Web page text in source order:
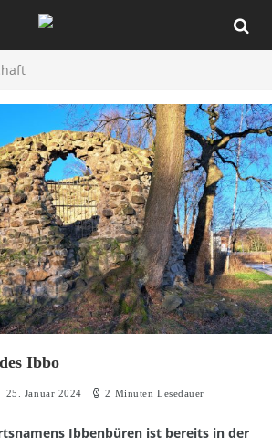
Ibbo
25. Januar 2024 2 Minuten Lesedauer
Ibbenbüren ist bereits in der